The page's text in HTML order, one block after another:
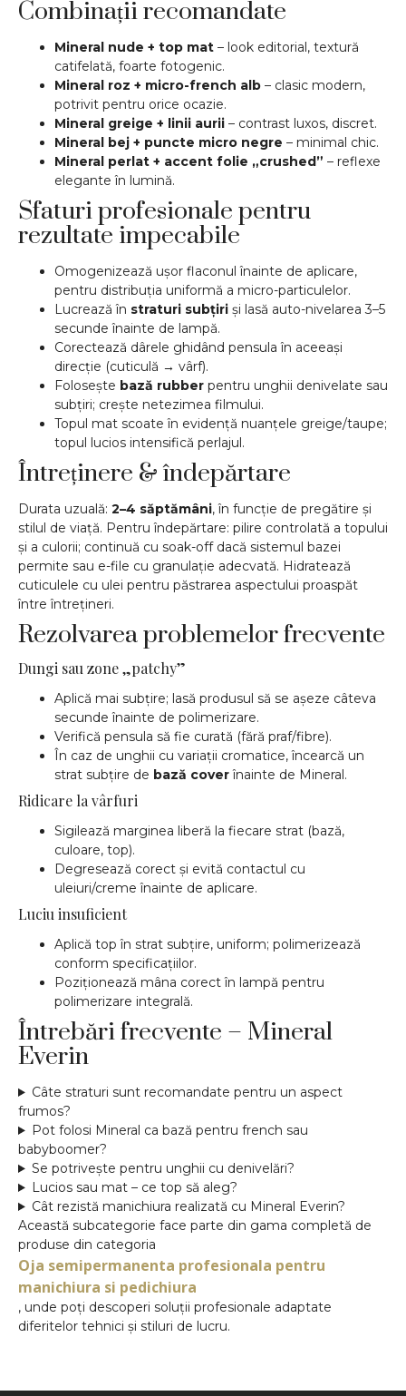
Combinații recomandate
Mineral nude + top mat – look editorial, textură
catifelată, foarte fotogenic.
Mineral roz + micro-french alb – clasic modern,
potrivit pentru orice ocazie.
Mineral greige + linii aurii – contrast luxos, discret.
Mineral bej + puncte micro negre – minimal chic.
Mineral perlat + accent folie „crushed” – reflexe
elegante în lumină.
Sfaturi profesionale pentru
rezultate impecabile
Omogenizează ușor flaconul înainte de aplicare,
pentru distribuția uniformă a micro-particulelor.
Lucrează în straturi subțiri și lasă auto-nivelarea 3–5
secunde înainte de lampă.
Corectează dârele ghidând pensula în aceeași
direcție (cuticulă → vârf).
Folosește bază rubber pentru unghii denivelate sau
subțiri; crește netezimea filmului.
Topul mat scoate în evidență nuanțele greige/taupe;
topul lucios intensifică perlajul.
Întreținere & îndepărtare
Durata uzuală: 2–4 săptămâni, în funcție de pregătire și
stilul de viață. Pentru îndepărtare: pilire controlată a topului
și a culorii; continuă cu soak-off dacă sistemul bazei
permite sau e-file cu granulație adecvată. Hidratează
cuticulele cu ulei pentru păstrarea aspectului proaspăt
între întrețineri.
Rezolvarea problemelor frecvente
Dungi sau zone „patchy”
Aplică mai subțire; lasă produsul să se așeze câteva
secunde înainte de polimerizare.
Verifică pensula să fie curată (fără praf/fibre).
În caz de unghii cu variații cromatice, încearcă un
strat subțire de bază coverînainte de Mineral.
Ridicare la vârfuri
Sigilează marginea liberă la fiecare strat (bază,
culoare, top).
Degresează corect și evită contactul cu
uleiuri/creme înainte de aplicare.
Luciu insuficient
Aplică top în strat subțire, uniform; polimerizează
conform specificațiilor.
Poziționează mâna corect în lampă pentru
polimerizare integrală.
Întrebări frecvente – Mineral
Everin
Câte straturi sunt recomandate pentru un aspect
frumos?
Pot folosi Mineral ca bază pentru french sau
babyboomer?
Se potrivește pentru unghii cu denivelări?
Lucios sau mat – ce top să aleg?
Cât rezistă manichiura realizată cu Mineral Everin?
Această subcategorie face parte din gama completă de
produse din categoria
Oja semipermanenta profesionala pentru
manichiura si pedichiura
, unde poți descoperi soluții profesionale adaptate
diferitelor tehnici și stiluri de lucru.